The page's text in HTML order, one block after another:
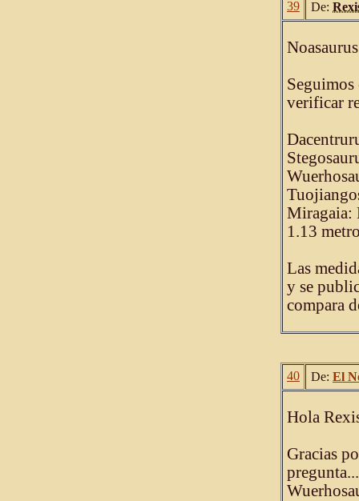
39 De:
Noasaurus
Seguimos
verificar
Miragaia:
1.13
Las
y se
compara
40 De: El
Hola
Gracias